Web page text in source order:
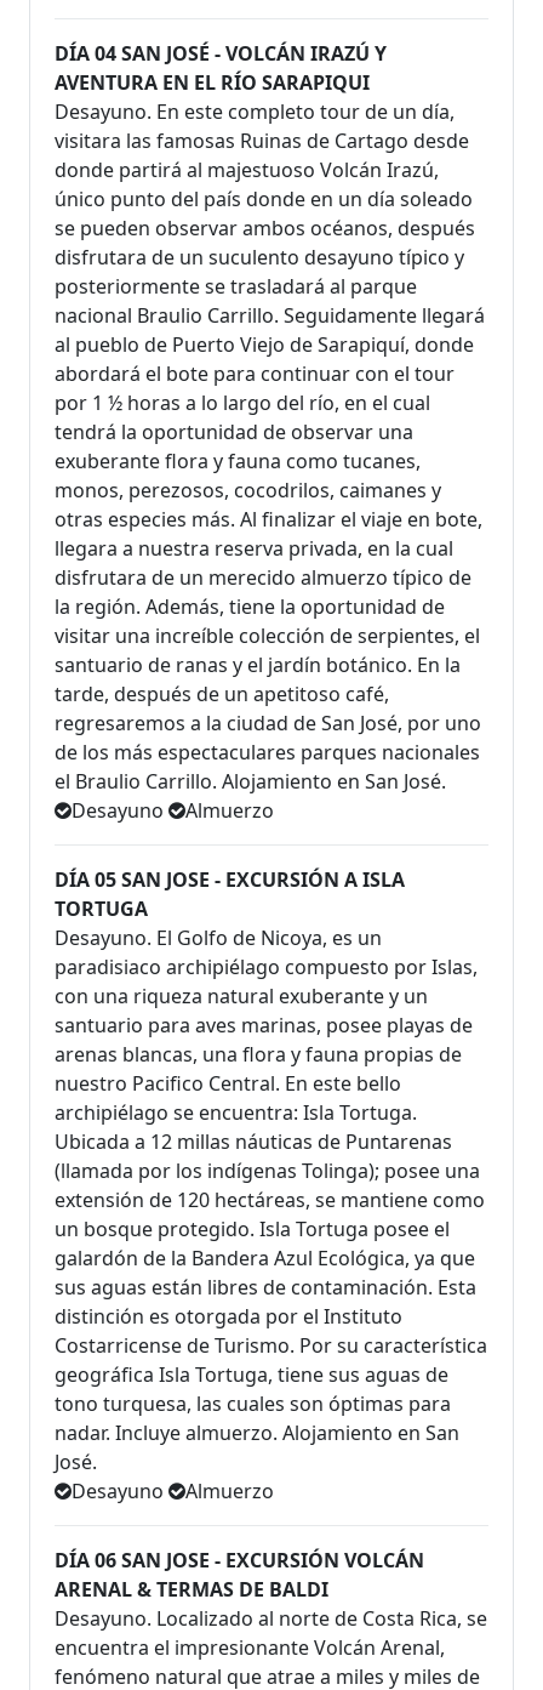
DÍA 04 SAN JOSÉ - VOLCÁN IRAZÚ Y
AVENTURA EN EL RÍO SARAPIQUI
Desayuno. En este completo tour de un día,
visitara las famosas Ruinas de Cartago desde
donde partirá al majestuoso Volcán Irazú,
único punto del país donde en un día soleado
se pueden observar ambos océanos, después
disfrutara de un suculento desayuno típico y
posteriormente se trasladará al parque
nacional Braulio Carrillo. Seguidamente llegará
al pueblo de Puerto Viejo de Sarapiquí, donde
abordará el bote para continuar con el tour
por 1 ½ horas a lo largo del río, en el cual
tendrá la oportunidad de observar una
exuberante flora y fauna como tucanes,
monos, perezosos, cocodrilos, caimanes y
otras especies más. Al finalizar el viaje en bote,
llegara a nuestra reserva privada, en la cual
disfrutara de un merecido almuerzo típico de
la región. Además, tiene la oportunidad de
visitar una increíble colección de serpientes, el
santuario de ranas y el jardín botánico. En la
tarde, después de un apetitoso café,
regresaremos a la ciudad de San José, por uno
de los más espectaculares parques nacionales
el Braulio Carrillo. Alojamiento en San José.
Desayuno
Almuerzo
DÍA 05 SAN JOSE - EXCURSIÓN A ISLA
TORTUGA
Desayuno. El Golfo de Nicoya, es un
paradisiaco archipiélago compuesto por Islas,
con una riqueza natural exuberante y un
santuario para aves marinas, posee playas de
arenas blancas, una flora y fauna propias de
nuestro Pacifico Central. En este bello
archipiélago se encuentra: Isla Tortuga.
Ubicada a 12 millas náuticas de Puntarenas
(llamada por los indígenas Tolinga); posee una
extensión de 120 hectáreas, se mantiene como
un bosque protegido. Isla Tortuga posee el
galardón de la Bandera Azul Ecológica, ya que
sus aguas están libres de contaminación. Esta
distinción es otorgada por el Instituto
Costarricense de Turismo. Por su característica
geográfica Isla Tortuga, tiene sus aguas de
tono turquesa, las cuales son óptimas para
nadar. Incluye almuerzo. Alojamiento en San
José.
Desayuno
Almuerzo
DÍA 06 SAN JOSE - EXCURSIÓN VOLCÁN
ARENAL & TERMAS DE BALDI
Desayuno. Localizado al norte de Costa Rica, se
encuentra el impresionante Volcán Arenal,
fenómeno natural que atrae a miles y miles de